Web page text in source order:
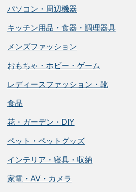
パソコン・周辺機器
キッチン用品・食器・調理器具
メンズファッション
おもちゃ・ホビー・ゲーム
レディースファッション・靴
食品
花・ガーデン・DIY
ペット・ペットグッズ
インテリア・寝具・収納
家電・AV・カメラ